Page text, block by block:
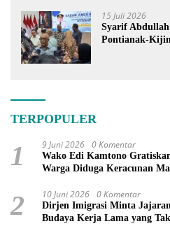
15 Juli 2026
Syarif
Pontianak-
TERPOPULER
1 9 Juni 2026 0 Komentar
Wako Edi Kamtono
Warga Diduga Keracunan
2 10 Juni 2026 0 Komentar
Dirjen Imigrasi Minta
Budaya Kerja Lama yang